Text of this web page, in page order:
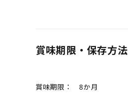
賞味期限・保存方法
賞味期限： 8か月